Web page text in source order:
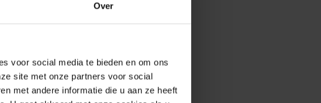
Over
voor social media te bieden en om ons
site met onze partners voor social
met andere informatie die u aan ze heeft